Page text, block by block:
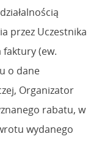
przez Uczestnika
(ew.
o dane
Organizator
rabatu, w
wydanego